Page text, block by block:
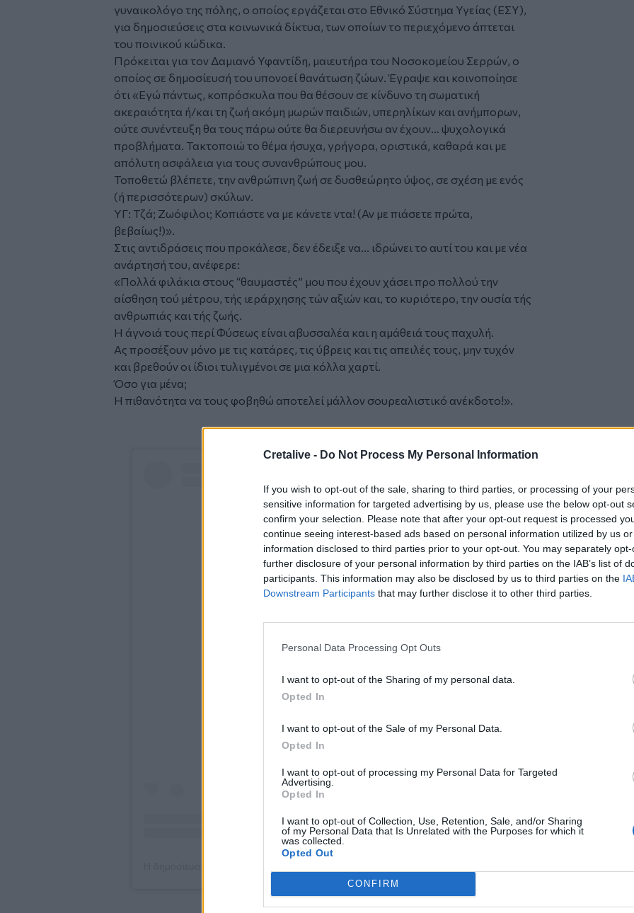
Cretalive - Do Not Process My Personal Information
If you wish to opt-out of the sale, sharing to third parties, or processing of your
sensitive information for targeted advertising by us, please use the below opt-out
confirm your selection. Please note that after your opt-out request is processed
continue seeing interest-based ads based on personal information utilized by us
information disclosed to third parties prior to your opt-out. You may separately
further disclosure of your personal information by third parties on the IAB’s list of
participants. This information may also be disclosed by us to third parties on the
Downstream Participants that may further disclose it to other third parties.
Personal Data Processing Opt Outs
I want to opt-out of the Sharing of my personal data.
Opted In
I want to opt-out of the Sale of my Personal Data.
Opted In
I want to opt-out of processing my Personal Data for Targeted
Advertising.
Opted In
I want to opt-out of Collection, Use, Retention, Sale, and/or Sharing
of my Personal Data that Is Unrelated with the Purposes for which it
was collected.
Opted Out
CONFIRM
γυναικολόγο της πόλης, ο οποίος εργάζεται στο Εθνικό Σύστημα Υγείας (ΕΣΥ),
για δημοσιεύσεις στα κοινωνικά δίκτυα, των οποίων το περιεχόμενο άπτεται
του ποινικού κώδικα.
Πρόκειται για τον Δαμιανό Υφαντίδη, μαιευτήρα του Νοσοκομείου Σερρών, ο
οποίος σε δημοσίευσή του υπονοεί θανάτωση ζώων. Έγραψε και κοινοποίησε
ότι «Εγώ πάντως, κοπρόσκυλα που θα θέσουν σε κίνδυνο τη σωματική
ακεραιότητα ή/και τη ζωή ακόμη μωρών παιδιών, υπερηλίκων και ανήμπορων,
ούτε συνέντευξη θα τους πάρω ούτε θα διερευνήσω αν έχουν… ψυχολογικά
προβλήματα. Τακτοποιώ το θέμα ήσυχα, γρήγορα, οριστικά, καθαρά και με
απόλυτη ασφάλεια για τους συνανθρώπους μου.
Τοποθετώ βλέπετε, την ανθρώπινη ζωή σε δυσθεώρητο ύψος, σε σχέση με ενός
(ή περισσότερων) σκύλων.
ΥΓ: Τζά; Ζωόφιλοι; Κοπιάστε να με κάνετε ντα! (Αν με πιάσετε πρώτα,
βεβαίως!)».
Στις αντιδράσεις που προκάλεσε, δεν έδειξε να... ιδρώνει το αυτί του και με νέα
ανάρτησή του, ανέφερε:
«Πολλά φιλάκια στους “θαυμαστές” μου που έχουν χάσει προ πολλού την
αίσθηση τού μέτρου, τής ιεράρχησης τών αξιών και, το κυριότερο, την ουσία τής
ανθρωπιάς και τής ζωής.
Η άγνοιά τους περί Φύσεως είναι αβυσσαλέα και η αμάθειά τους παχυλή.
Ας προσέξουν μόνο με τις κατάρες, τις ύβρεις και τις απειλές τους, μην τυχόν
και βρεθούν οι ίδιοι τυλιγμένοι σε μια κόλλα χαρτί.
Όσο για μένα;
Η πιθανότητα να τους φοβηθώ αποτελεί μάλλον σουρεαλιστικό ανέκδοτο!».
Δείτε αυτή τη δημοσίευση στο Instagram.